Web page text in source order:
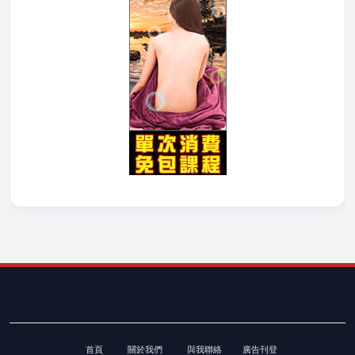
首頁 關於我們 與我聯絡 廣告刊登